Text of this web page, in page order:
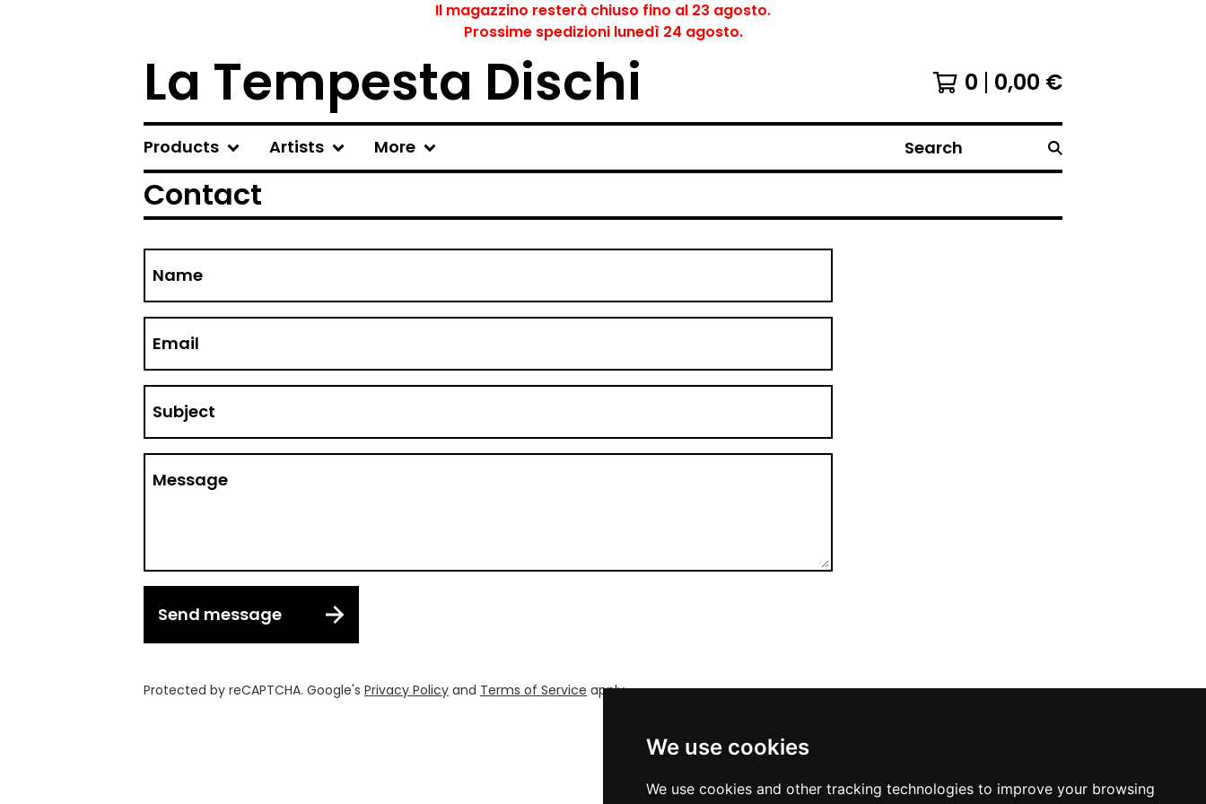
We use cookies
We use cookies and other tracking technologies to improve your browsing
Il magazzino resterà chiuso fino al 23 agosto.
Prossime spedizioni lunedì 24 agosto.
La Tempesta Dischi 0 0,00 €
Products Artists More Search
Contact
Name
Email
Subject
Message
Send message
Protected by reCAPTCHA. Google's Privacy Policy and Terms of Service apply.